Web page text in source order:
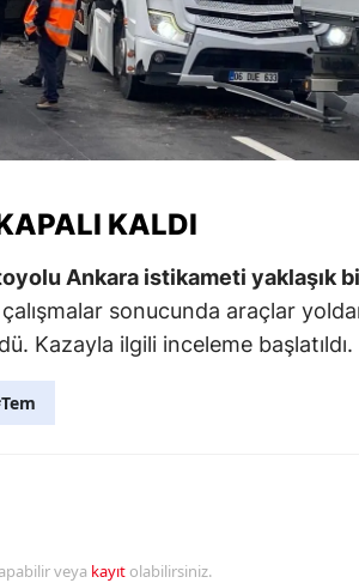
KALDI
Ankara istikameti yaklaşık
sonucunda araçlar
Kazayla ilgili inceleme başlatıldı.
veya kayıt olabilirsiniz.